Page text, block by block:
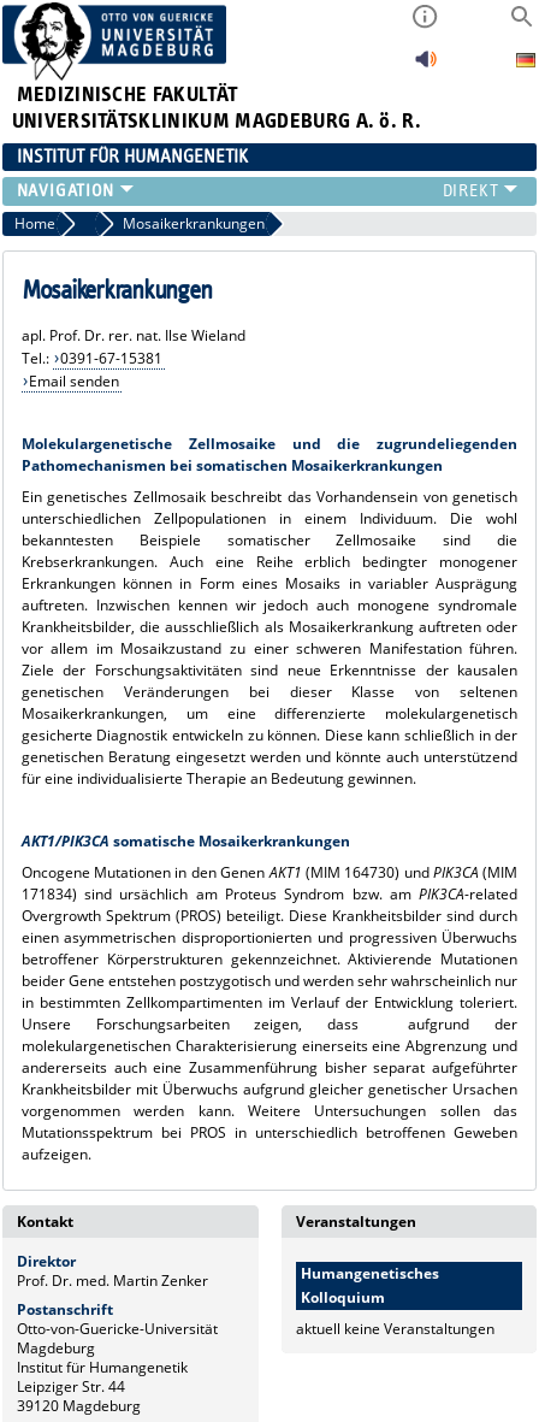
MEDIZINISCHE FAKULTÄT
UNIVERSITÄTSKLINIKUM MAGDEBURG A. ö. R.
INSTITUT FÜR HUMANGENETIK
INSTITUT
PATIENTENVERSORGUNG
QUALITÄTSMANAGEMENT
FORSCHUNG
LEHRE
Home Schwerpunkte
Mosaikerkrankungen
Mosaikerkrankungen
apl. Prof. Dr. rer. nat. Ilse Wieland
Tel.: 0391-67-15381
Email senden
Molekulargenetische Zellmosaike und die zugrundeliegenden
Pathomechanismen bei somatischen Mosaikerkrankungen
Ein genetisches Zellmosaik beschreibt das Vorhandensein von genetisch
unterschiedlichen Zellpopulationen in einem Individuum. Die wohl
bekanntesten Beispiele somatischer Zellmosaike sind die
Krebserkrankungen. Auch eine Reihe erblich bedingter monogener
Erkrankungen können in Form eines Mosaiks in variabler Ausprägung
auftreten. Inzwischen kennen wir jedoch auch monogene syndromale
Krankheitsbilder, die ausschließlich als Mosaikerkrankung auftreten oder
vor allem im Mosaikzustand zu einer schweren Manifestation führen.
Ziele der Forschungsaktivitäten sind neue Erkenntnisse der kausalen
genetischen Veränderungen bei dieser Klasse von seltenen
Mosaikerkrankungen, um eine differenzierte molekulargenetisch
gesicherte Diagnostik entwickeln zu können. Diese kann schließlich in der
genetischen Beratung eingesetzt werden und könnte auch unterstützend
für eine individualisierte Therapie an Bedeutung gewinnen.
AKT1/PIK3CA somatische Mosaikerkrankungen
Oncogene Mutationen in den GenenAKT1 (MIM 164730) undPIK3CA (MIM
171834) sind ursächlich am Proteus Syndrom bzw. amPIK3CA-related
Overgrowth Spektrum (PROS) beteiligt. Diese Krankheitsbilder sind durch
einen asymmetrischen disproportionierten und progressiven Überwuchs
betroffener Körperstrukturen gekennzeichnet. Aktivierende Mutationen
beider Gene entstehen postzygotisch und werden sehr wahrscheinlich nur
in bestimmten Zellkompartimenten im Verlauf der Entwicklung toleriert.
Unsere Forschungsarbeiten zeigen, dass aufgrund der
molekulargenetischen Charakterisierung einerseits eine Abgrenzung und
andererseits auch eine Zusammenführung bisher separat aufgeführter
Krankheitsbilder mit Überwuchs aufgrund gleicher genetischer Ursachen
vorgenommen werden kann. Weitere Untersuchungen sollen das
Mutationsspektrum bei PROS in unterschiedlich betroffenen Geweben
aufzeigen.
Kontakt
Direktor
Prof. Dr. med. Martin Zenker
Postanschrift
Otto-von-Guericke-Universität
Magdeburg
Institut für Humangenetik
Leipziger Str. 44
39120 Magdeburg
Veranstaltungen
Humangenetisches
Kolloquium
aktuell keine Veranstaltungen